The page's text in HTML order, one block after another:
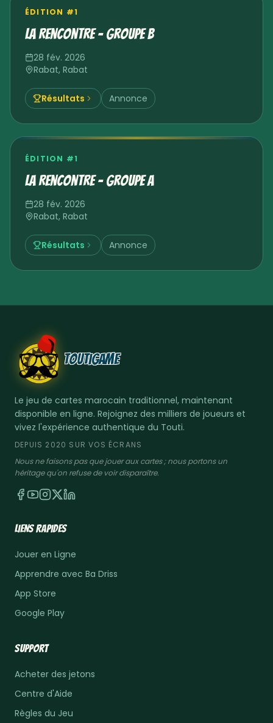
ÉDITION #1
La Rencontre – Groupe B
28 fév. 2026
Rabat, Rabat
Résultats Annonce
ÉDITION #1
La Rencontre – Groupe A
28 fév. 2026
Rabat, Rabat
Résultats Annonce
ToutiGame
Le jeu de cartes marocain traditionnel, maintenant
disponible en ligne. Rejoignez des milliers de joueurs et
vivez l'expérience authentique du Touti.
DEPUIS 2020 SUR VOS ÉCRANS
Nous ne faisons pas que jouer aux cartes ; nous portons un
héritage qu'on refuse de voir disparaître.
Liens Rapides
Jouer en Ligne
Apprendre avec Ba Driss
App Store
Google Play
Support
Acheter des jetons
Centre d'Aide
Règles du Jeu